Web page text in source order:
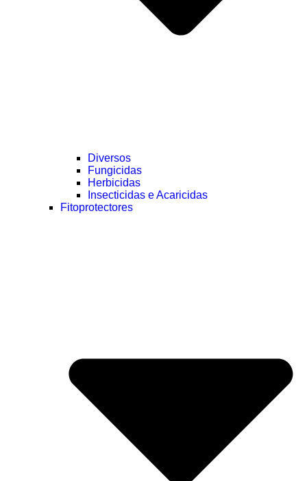
Diversos
Fungicidas
Herbicidas
Insecticidas e Acaricidas
Fitoprotectores